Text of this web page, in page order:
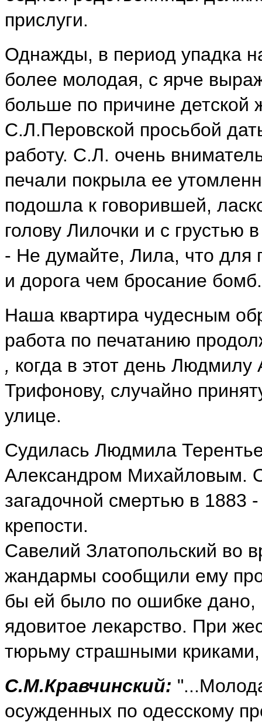
прислуги.
Однажды, в период упадка
более молодая, с ярче
больше по причине детской
С.Л.Перовской просьбой
работу. С.Л. очень
печали покрыла ее
подошла к говорившей,
голову Лилочки и с грустью
- Не думайте, Лила, что для
и дорога чем бросание
Наша квартира чудесным
работа по печатанию
, когда в этот день Людмилу
Трифонову, случайно
улице.
Судилась Людмила
Александром Михайловым.
загадочной смертью в 1883
крепости.
Савелий Златопольский во
жандармы сообщили ему
бы ей было по ошибке дано,
ядовитое лекарство. При
тюрьму страшными
С.М.Кравчинский:
осужденных по одесскому